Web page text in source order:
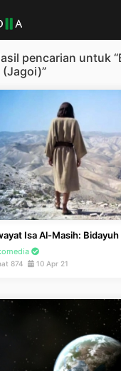
pencarian untuk
(Jagoi)”
Isa Al-Masih:
874 10 Apr 21